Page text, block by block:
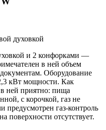
и 2 конфорками —
в ней объем
Оборудование
кВт мощности. Как
ней приятно: пища
с корочкой, газ не
предусмотрен газ-контроль
поверхности отсутствует.